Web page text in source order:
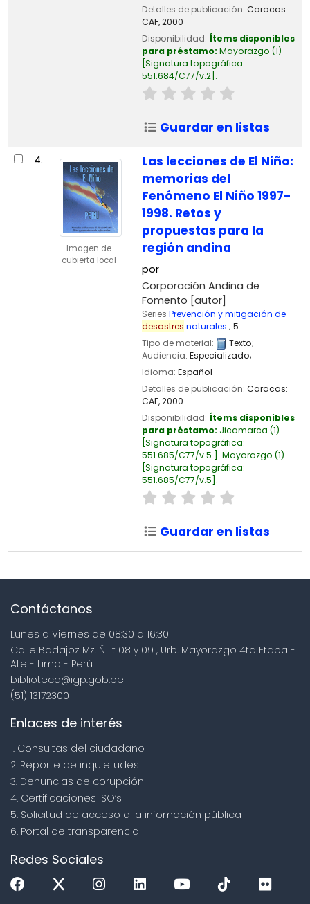
Detalles de publicación: Caracas:
CAF,2000
Disponibilidad: Ítems disponibles
para préstamo: Mayorazgo (1)
Signatura topográfica:
551.684/C77/v.2 .
Guardar en listas
4.
Imagen de
cubierta local
Las lecciones de El Niño:
memorias del
Fenómeno El Niño 1997-
1998. Retos y
propuestas para la
región andina
por
Corporación Andina de
Fomento [autor]
Series Prevención y mitigación de
desastres naturales ; 5
Tipo de material:
Texto;
Audiencia: Especializado;
Idioma: Español
Detalles de publicación: Caracas:
CAF,2000
Disponibilidad: Ítems disponibles
para préstamo: Jicamarca (1)
Signatura topográfica:
551.685/C77/v.5
. Mayorazgo (1)
Signatura topográfica:
551.685/C77/v.5 .
Guardar en listas
Contáctanos
Lunes a Viernes de 08:30 a 16:30
Calle Badajoz Mz. Ñ Lt 08 y 09 , Urb. Mayorazgo 4ta Etapa -
Ate - Lima - Perú
biblioteca@igp.gob.pe
(51) 13172300
Enlaces de interés
1. Consultas del ciudadano
2. Reporte de inquietudes
3. Denuncias de corupción
4. Certificaciones ISO’s
5. Solicitud de acceso a la infomación pública
6. Portal de transparencia
Redes Sociales